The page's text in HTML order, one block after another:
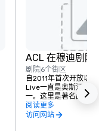
ACL 在穆迪剧院
剧院6个街区
自2011年首次开放以
Live一直是奥斯汀最
一。这里是著名的
节目的所在地，每年
是市中心的音乐热点
阅读更多
访问网站